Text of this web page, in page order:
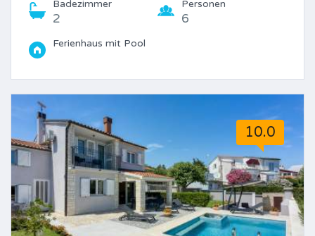
Badezimmer
2
Personen
6
Ferienhaus mit Pool
10.0